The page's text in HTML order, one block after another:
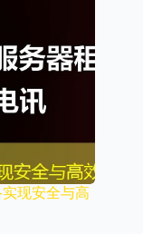
现安全与高